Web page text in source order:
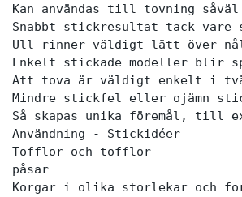
Kan användas till tovning
Snabbt stickresultat tack vare
Ull rinner väldigt lätt över
Enkelt stickade modeller blir
Att tova är väldigt enkelt i
Mindre stickfel eller ojämn
Så skapas unika föremål, till
Användning - Stickidéer
Tofflor och tofflor
påsar
Korgar i olika storlekar och